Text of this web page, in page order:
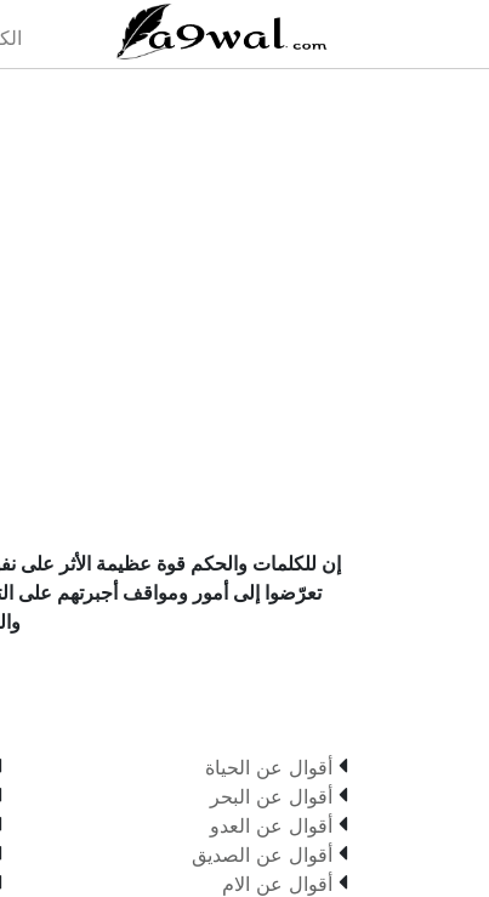
إن للكلمات والحكم قوة عظيمة الأثر على
تعرّضوا إلى أمور ومواقف أجبرتهم على
 أقوال عن الحياة
 أقوال عن البحر
 أقوال عن العدو
 أقوال عن الصديق
 أقوال عن الام